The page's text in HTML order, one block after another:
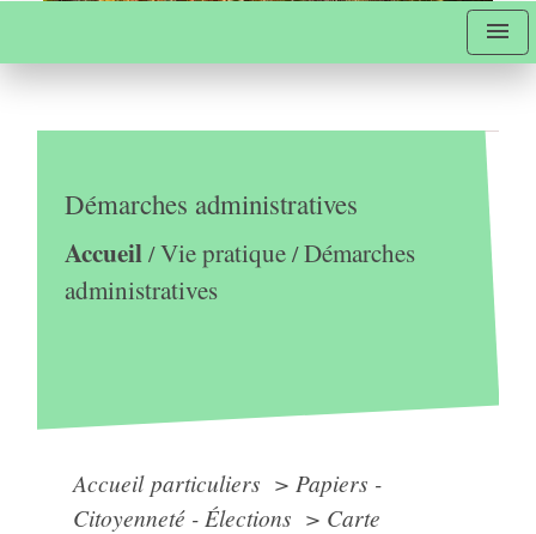
menu
Démarches administratives
Accueil/Vie pratique/Démarches
administratives
Accueil particuliers > Papiers -
Citoyenneté - Élections > Carte